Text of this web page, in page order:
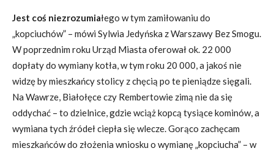
Jest coś niezrozumiałego w tym zamiłowaniu do
„kopciuchów” – mówi Sylwia Jedyńska z Warszawy Bez Smogu.
W poprzednim roku Urząd Miasta oferował ok. 22 000
dopłaty do wymiany kotła, w tym roku 20 000, a jakoś nie
widzę by mieszkańcy stolicy z chęcią po te pieniądze sięgali.
Na Wawrze, Białołęce czy Rembertowie zimą nie da się
oddychać – to dzielnice, gdzie wciąż kopcą tysiące kominów, a
wymiana tych źródeł ciepła się wlecze. Gorąco zachęcam
mieszkańców do złożenia wniosku o wymianę „kopciucha” – w